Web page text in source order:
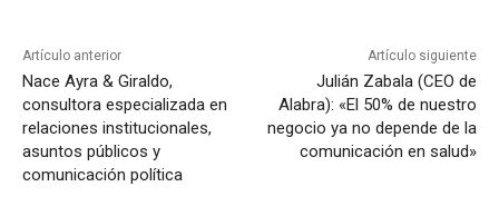
Artículo anterior
Nace Ayra & Giraldo,
consultora especializada en
relaciones institucionales,
asuntos públicos y
comunicación política
Artículo siguiente
Julián Zabala (CEO de
Alabra): «El 50% de nuestro
negocio ya no depende de la
comunicación en salud»